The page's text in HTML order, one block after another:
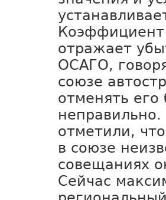
отражает
ОСАГО,
союзе
отменять
отметили,
в союзе
совещаниях
Сейчас